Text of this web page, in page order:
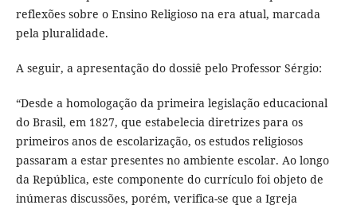
reflexões sobre o Ensino Religioso na era atual, marcada
pela pluralidade.
A seguir, a apresentação do dossiê pelo Professor Sérgio:
“Desde a homologação da primeira legislação educacional
do Brasil, em 1827, que estabelecia diretrizes para os
primeiros anos de escolarização, os estudos religiosos
passaram a estar presentes no ambiente escolar. Ao longo
da República, este componente do currículo foi objeto de
inúmeras discussões, porém, verifica-se que a Igreja